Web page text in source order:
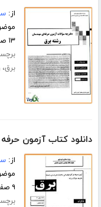
از:
۱۳ صفحه
برق،
دانلود کتاب آزمون
از:
۹ صفحه